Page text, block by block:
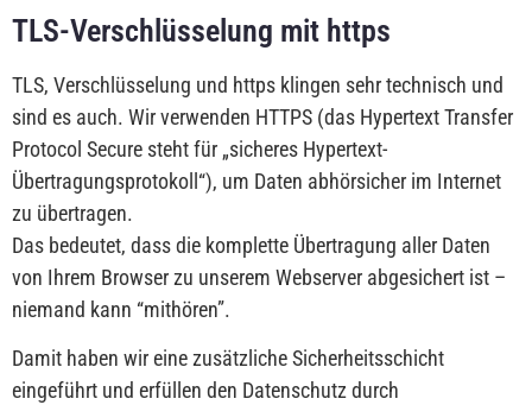
TLS-Verschlüsselung mit https
TLS, Verschlüsselung und https klingen sehr technisch und
sind es auch. Wir verwenden HTTPS (das Hypertext Transfer
Protocol Secure steht für „sicheres Hypertext-
Übertragungsprotokoll“), um Daten abhörsicher im Internet
zu übertragen.
Das bedeutet, dass die komplette Übertragung aller Daten
von Ihrem Browser zu unserem Webserver abgesichert ist –
niemand kann “mithören”.
Damit haben wir eine zusätzliche Sicherheitsschicht
eingeführt und erfüllen den Datenschutz durch